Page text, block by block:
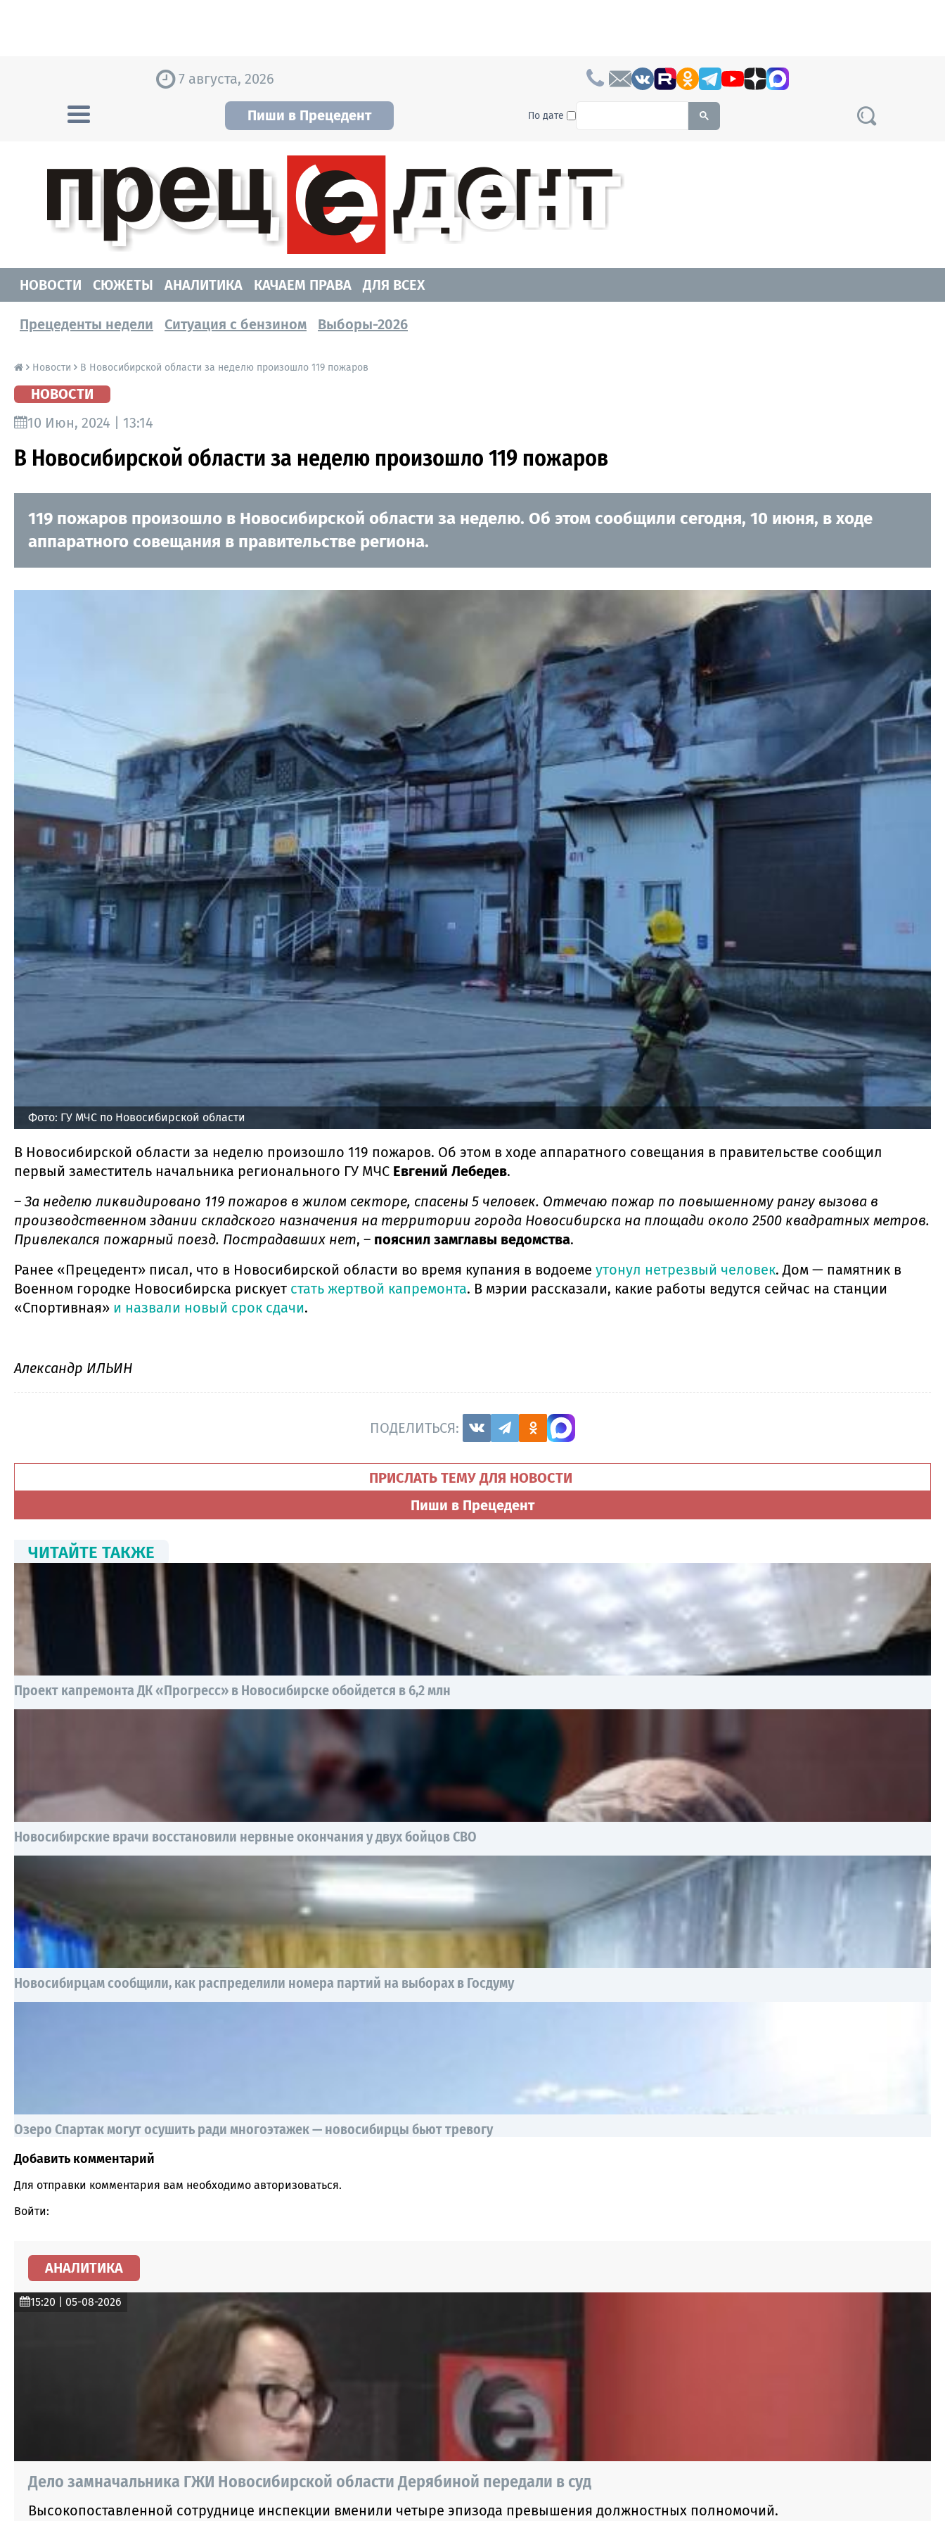
7 августа, 2026
Пиши в Прецедент По дате To search this site, enter a search term
НОВОСТИ
СЮЖЕТЫ АНАЛИТИКА КАЧАЕМ ПРАВА ДЛЯ ВСЕХ
Прецеденты недели Ситуация с бензином Выборы-2026
Новости В Новосибирской области за неделю произошло 119 пожаров
НОВОСТИ
10 Июн, 2024 | 13:14
В Новосибирской области за неделю произошло 119 пожаров
119 пожаров произошло в Новосибирской области за неделю. Об этом сообщили сегодня, 10 июня, в ходе
аппаратного совещания в правительстве региона.
Фото: ГУ МЧС по Новосибирской области
В Новосибирской области за неделю произошло 119 пожаров. Об этом в ходе аппаратного совещания в правительстве сообщил
первый заместитель начальника регионального ГУ МЧС Евгений Лебедев.
– За неделю ликвидировано 119 пожаров в жилом секторе, спасены 5 человек. Отмечаю пожар по повышенному рангу вызова в
производственном здании складского назначения на территории города Новосибирска на площади около 2500 квадратных метров.
Привлекался пожарный поезд. Пострадавших нет, – пояснил замглавы ведомства.
Ранее «Прецедент» писал, что в Новосибирской области во время купания в водоеме утонул нетрезвый человек. Дом — памятник в
Военном городке Новосибирска рискует стать жертвой капремонта. В мэрии рассказали, какие работы ведутся сейчас на станции
«Спортивная» и назвали новый срок сдачи.
Александр ИЛЬИН
ПОДЕЛИТЬСЯ:
ПРИСЛАТЬ ТЕМУ ДЛЯ НОВОСТИ
Пиши в Прецедент
ЧИТАЙТЕ ТАКЖЕ
Проект капремонта ДК «Прогресс» в Новосибирске обойдется в 6,2 млн
Новосибирские врачи восстановили нервные окончания у двух бойцов СВО
Новосибирцам сообщили, как распределили номера партий на выборах в Госдуму
Озеро Спартак могут осушить ради многоэтажек — новосибирцы бьют тревогу
Comment section
Добавить комментарий
Для отправки комментария вам необходимо авторизоваться.
Войти:
АНАЛИТИКА
15:20 | 05-08-2026
Дело замначальника ГЖИ Новосибирской области Дерябиной передали в суд
Высокопоставленной сотруднице инспекции вменили четыре эпизода превышения должностных полномочий.